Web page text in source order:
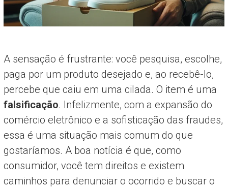
A sensação é frustrante: você pesquisa, escolhe,
paga por um produto desejado e, ao recebê-lo,
percebe que caiu em uma cilada. O item é uma
falsificação. Infelizmente, com a expansão do
comércio eletrônico e a sofisticação das fraudes,
essa é uma situação mais comum do que
gostaríamos. A boa notícia é que, como
consumidor, você tem direitos e existem
caminhos para denunciar o ocorrido e buscar o